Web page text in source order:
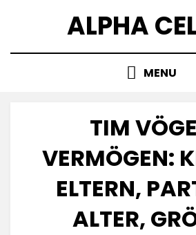
ALPHA
MENU
TIM
VERMÖGEN:
ELTERN,
ALTER,